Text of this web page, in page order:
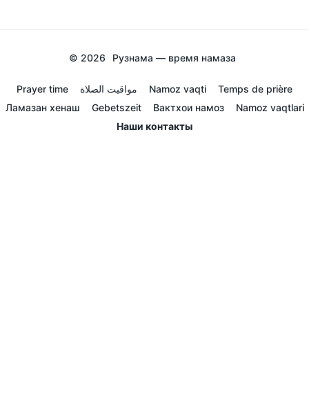
© 2026 Рузнама — время намаза
Prayer time مواقيت الصلاة Namoz vaqti
Temps de prière
Ламазан хенаш
Gebetszeit Вактхои намоз
Namoz vaqtlari
Наши контакты